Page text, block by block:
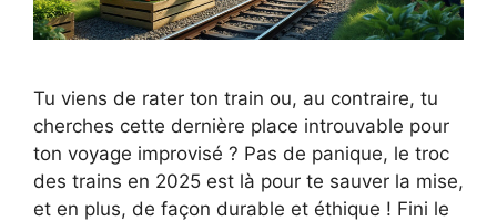
Tu viens de rater ton train ou, au contraire, tu
cherches cette dernière place introuvable pour
ton voyage improvisé ? Pas de panique, le troc
des trains en 2025 est là pour te sauver la mise,
et en plus, de façon durable et éthique ! Fini le